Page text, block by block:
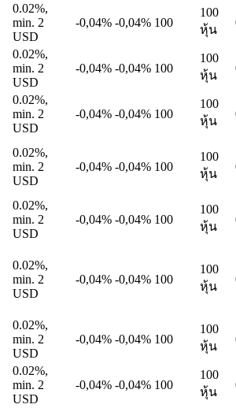
0.02%,
min. 2
USD
-0,04% -0,04% 100
100
หุ้น
0.02%,
min. 2
USD
-0,04% -0,04% 100
100
หุ้น
0.02%,
min. 2
USD
-0,04% -0,04% 100
100
หุ้น
0.02%,
min. 2
USD
-0,04% -0,04% 100
100
หุ้น
0.02%,
min. 2
USD
-0,04% -0,04% 100
100
หุ้น
0.02%,
min. 2
USD
-0,04% -0,04% 100
100
หุ้น
0.02%,
min. 2
USD
-0,04% -0,04% 100
100
หุ้น
0.02%,
min. 2
USD
-0,04% -0,04% 100
100
หุ้น